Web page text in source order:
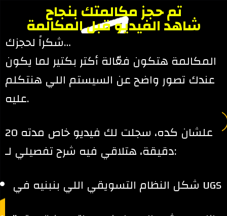
تم حجز مكالمتك بنجاح
شاهد الفيديو قبل المكالمة
شكراً لحجزك…
المكالمة هتكون فعّالة أكتر بكتير لما يكون
عندك تصور واضح عن السيستم اللي هنتكلم
عليه.
علشان كده، سجلت لك فيديو خاص مدته 20
دقيقة، هتلاقي فيه شرح تفصيلي لـ:
شكل النظام التسويقي اللي بنبنيه في UGS